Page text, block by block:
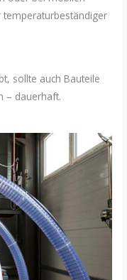
temperaturbeständiger
sollte auch Bauteile
– dauerhaft.